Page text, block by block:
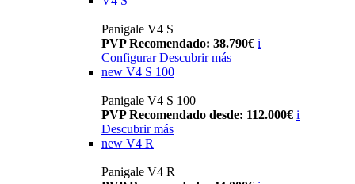
Panigale V4 S
PVP Recomendado: 38.790€ i
Configurar Descubrir más
new V4 S 100
Panigale V4 S 100
PVP Recomendado desde: 112.000€ i
Descubrir más
new V4 R
Panigale V4 R